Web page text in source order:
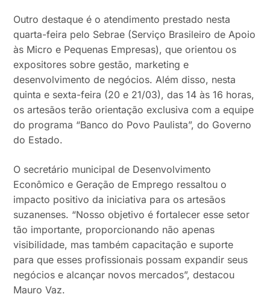
Outro destaque é o atendimento prestado nesta
quarta-feira pelo Sebrae (Serviço Brasileiro de Apoio
às Micro e Pequenas Empresas), que orientou os
expositores sobre gestão, marketing e
desenvolvimento de negócios. Além disso, nesta
quinta e sexta-feira (20 e 21/03), das 14 às 16 horas,
os artesãos terão orientação exclusiva com a equipe
do programa “Banco do Povo Paulista”, do Governo
do Estado.
O secretário municipal de Desenvolvimento
Econômico e Geração de Emprego ressaltou o
impacto positivo da iniciativa para os artesãos
suzanenses. “Nosso objetivo é fortalecer esse setor
tão importante, proporcionando não apenas
visibilidade, mas também capacitação e suporte
para que esses profissionais possam expandir seus
negócios e alcançar novos mercados”, destacou
Mauro Vaz.